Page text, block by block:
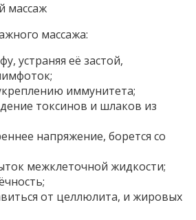
массажа:
устраняя её застой,
иммунитета;
токсинов и шлаков из
напряжение, борется со
межклеточной жидкости;
от целлюлита, и жировых